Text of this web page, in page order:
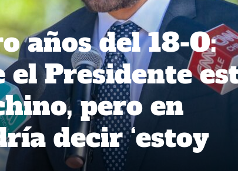
años del 18-O:
el Presidente
pero en
decir ‘estoy